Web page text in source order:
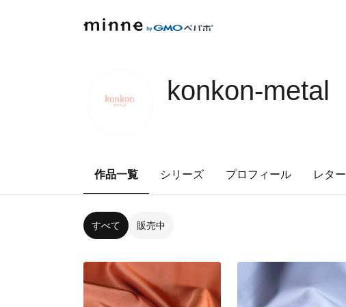
konkon-metal
作品一覧 シリーズ プロフィール レター
すべて 販売中